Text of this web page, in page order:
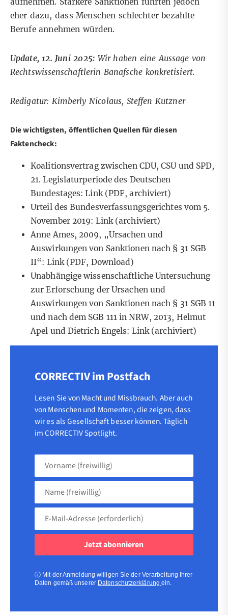
eher dazu, dass Menschen schlechter bezahlte
Berufe annehmen würden.
Update, 12. Juni 2025:Wir haben eine Aussage von
Rechtswissenschaftlerin Banafsche konkretisiert.
Redigatur: Kimberly Nicolaus, Steffen Kutzner
Die wichtigsten, öffentlichen Quellen für diesen
Faktencheck:
Koalitionsvertrag zwischen CDU, CSU und SPD,
21. Legislaturperiode des Deutschen
Bundestages:Link(PDF, archiviert)
Urteil des Bundesverfassungsgerichtes vom 5.
November 2019: Link(archiviert)
Anne Ames, 2009, „Ursachen und
Auswirkungen von Sanktionen nach § 31 SGB
II“: Link(PDF, Download)
Unabhängige wissenschaftliche Untersuchung
zur Erforschung der Ursachen und
Auswirkungen von Sanktionen nach § 31 SGB 11
und nach dem SGB 111 in NRW, 2013, Helmut
Apel und Dietrich Engels: Link(archiviert)
CORRECTIV im Postfach
Lesen Sie von Macht und Missbrauch. Aber auch
von Menschen und Momenten, die zeigen, dass
wir es als Gesellschaft besser können. Täglich
im CORRECTIV Spotlight.
Vorname
Name
(freiwillig)
Adresse
ⓘ Mit der Anmeldung willigen Sie der Verarbeitung Ihrer
Daten gemäß unserer Datenschutzerklärungein.